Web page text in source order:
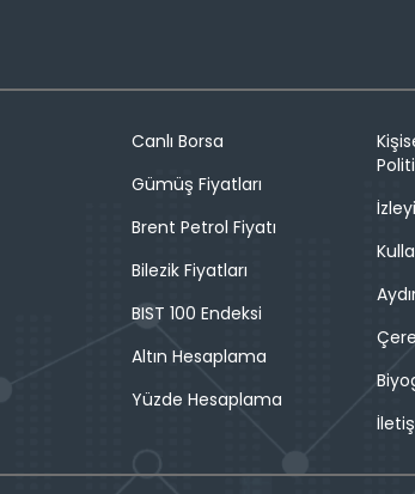
Canlı Borsa
Gümüş Fiyatları
Brent Petrol Fiyatı
Bilezik Fiyatları
BIST 100 Endeksi
Altın Hesaplama
Yüzde Hesaplama